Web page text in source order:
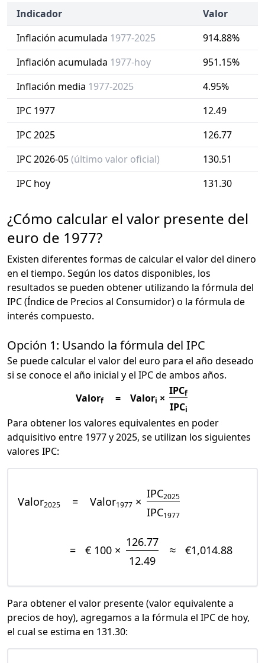
Indicador
Valor
Inflación acumulada 1977-2025
914.88%
Inflación acumulada 1977-hoy
951.15%
Inflación media 1977-2025
4.95%
IPC 1977
12.49
IPC 2025
126.77
IPC 2026-05(último valor oficial)
130.51
IPC hoy
131.30
¿Cómo calcular el valor presente del
euro de 1977?
Existen diferentes formas de calcular el valor del dinero
en el tiempo. Según los datos disponibles, los
resultados se pueden obtener utilizando la fórmula del
IPC (Índice de Precios al Consumidor) o la fórmula de
interés compuesto.
Opción 1: Usando la fórmula del IPC
Se puede calcular el valor del euro para el año deseado
si se conoce el año inicial y el IPC de ambos años.
Valorf = Valori ×
IPCf
IPCi
Para obtener los valores equivalentes en poder
adquisitivo entre 1977 y 2025, se utilizan los siguientes
valores IPC:
Valor2025 = Valor1977 ×
IPC2025
IPC1977
= € 100 ×
126.77
12.49
≈ €1,014.88
Para obtener el valor presente (valor equivalente a
precios de hoy), agregamos a la fórmula el IPC de hoy,
el cual se estima en 131.30: